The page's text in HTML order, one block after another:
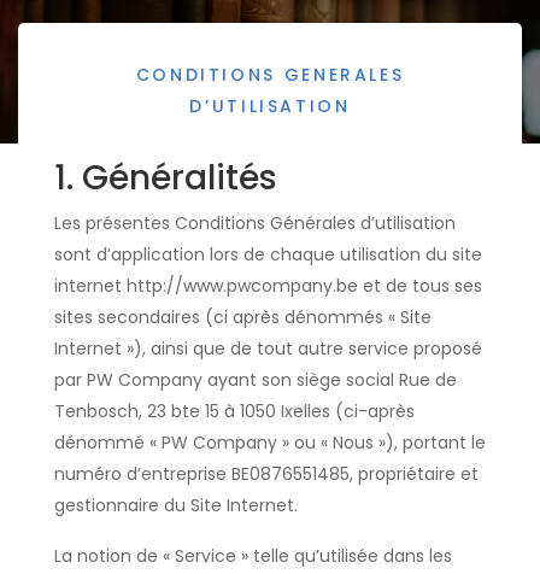
Disclaimer
CONDITIONS GENERALES
D’UTILISATION
1. Généralités
Les présentes Conditions Générales d’utilisation
sont d’application lors de chaque utilisation du site
internet http://www.pwcompany.be et de tous ses
sites secondaires (ci après dénommés « Site
Internet »), ainsi que de tout autre service proposé
par PW Company ayant son siège social Rue de
Tenbosch, 23 bte 15 à 1050 Ixelles (ci-après
dénommé « PW Company » ou « Nous »), portant le
numéro d’entreprise BE0876551485, propriétaire et
gestionnaire du Site Internet.
La notion de « Service » telle qu’utilisée dans les